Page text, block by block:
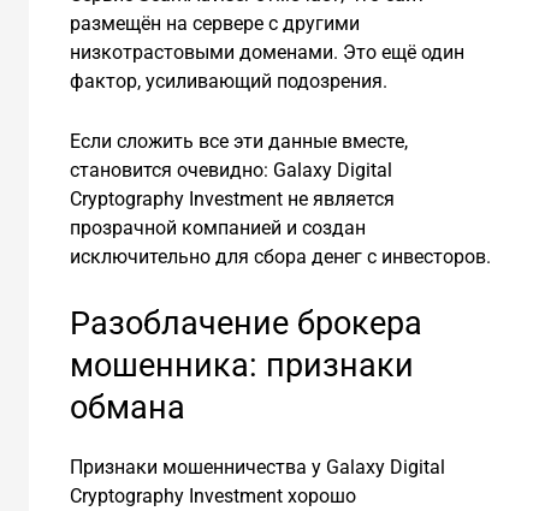
размещён на сервере с другими
низкотрастовыми доменами. Это ещё один
фактор, усиливающий подозрения.
Если сложить все эти данные вместе,
становится очевидно: Galaxy Digital
Cryptography Investment не является
прозрачной компанией и создан
исключительно для сбора денег с инвесторов.
Разоблачение брокера
мошенника: признаки
обмана
Признаки мошенничества у Galaxy Digital
Cryptography Investment хорошо